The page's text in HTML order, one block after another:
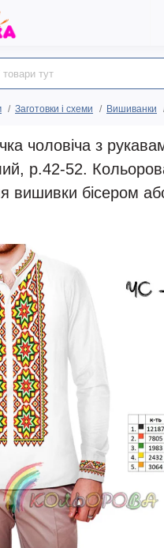
Заготовки і схеми Вишиванки
чоловіча з
р.42-52.
вишивки бісером